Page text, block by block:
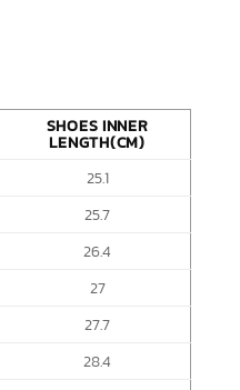
SHOES INNER
LENGTH(CM)
25.1
25.7
26.4
27
27.7
28.4